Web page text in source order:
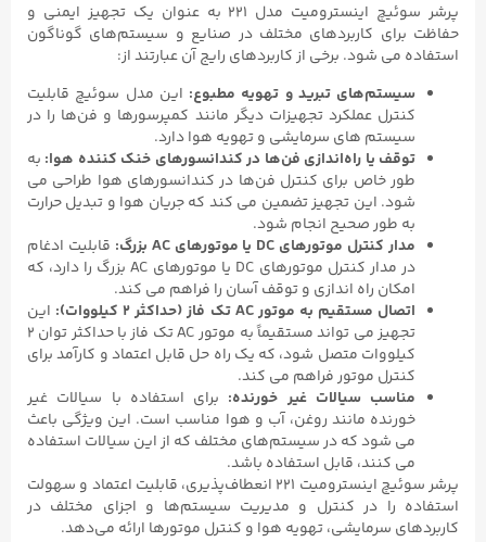
پرشر سوئیچ اینسترومیت مدل ۲۲۱ به عنوان یک تجهیز ایمنی و
حفاظت برای کاربردهای مختلف در صنایع و سیستم‌های گوناگون
استفاده می‌ شود. برخی از کاربردهای رایج آن عبارتند از:
سیستم‌های تبرید و تهویه مطبوع: این مدل سوئیچ قابلیت
کنترل عملکرد تجهیزات دیگر مانند کمپرسورها و فن‌ها را در
سیستم‌ های سرمایشی و تهویه هوا دارد.
توقف یا راه‌اندازی فن‌ها در کندانسورهای خنک کننده هوا: به
طور خاص برای کنترل فن‌ها در کندانسورهای هوا طراحی می
شود. این تجهیز تضمین می‌ کند که جریان هوا و تبدیل حرارت
به طور صحیح انجام شود.
مدار کنترل موتورهای DC یا موتورهای AC بزرگ:
قابلیت ادغام
در مدار کنترل موتورهای DC یا موتورهای AC بزرگ را دارد، که
امکان راه‌ اندازی و توقف آسان را فراهم می‌ کند.
اتصال مستقیم به موتور AC تک فاز (حداکثر ۲ کیلووات):
این
تجهیز می‌ تواند مستقیماً به موتور AC تک فاز با حداکثر توان ۲
کیلووات متصل شود، که یک راه حل قابل اعتماد و کارآمد برای
کنترل موتور فراهم می‌ کند.
مناسب سیالات غیر خورنده: برای استفاده با سیالات غیر
خورنده مانند روغن، آب و هوا مناسب است. این ویژگی باعث
می‌ شود که در سیستم‌های مختلف که از این سیالات استفاده
می‌ کنند، قابل استفاده باشد.
پرشر سوئیچ اینسترومیت ۲۲۱ انعطاف‌پذیری، قابلیت اعتماد و سهولت
استفاده را در کنترل و مدیریت سیستم‌ها و اجزای مختلف در
کاربردهای سرمایشی، تهویه هوا و کنترل موتورها ارائه می‌دهد.